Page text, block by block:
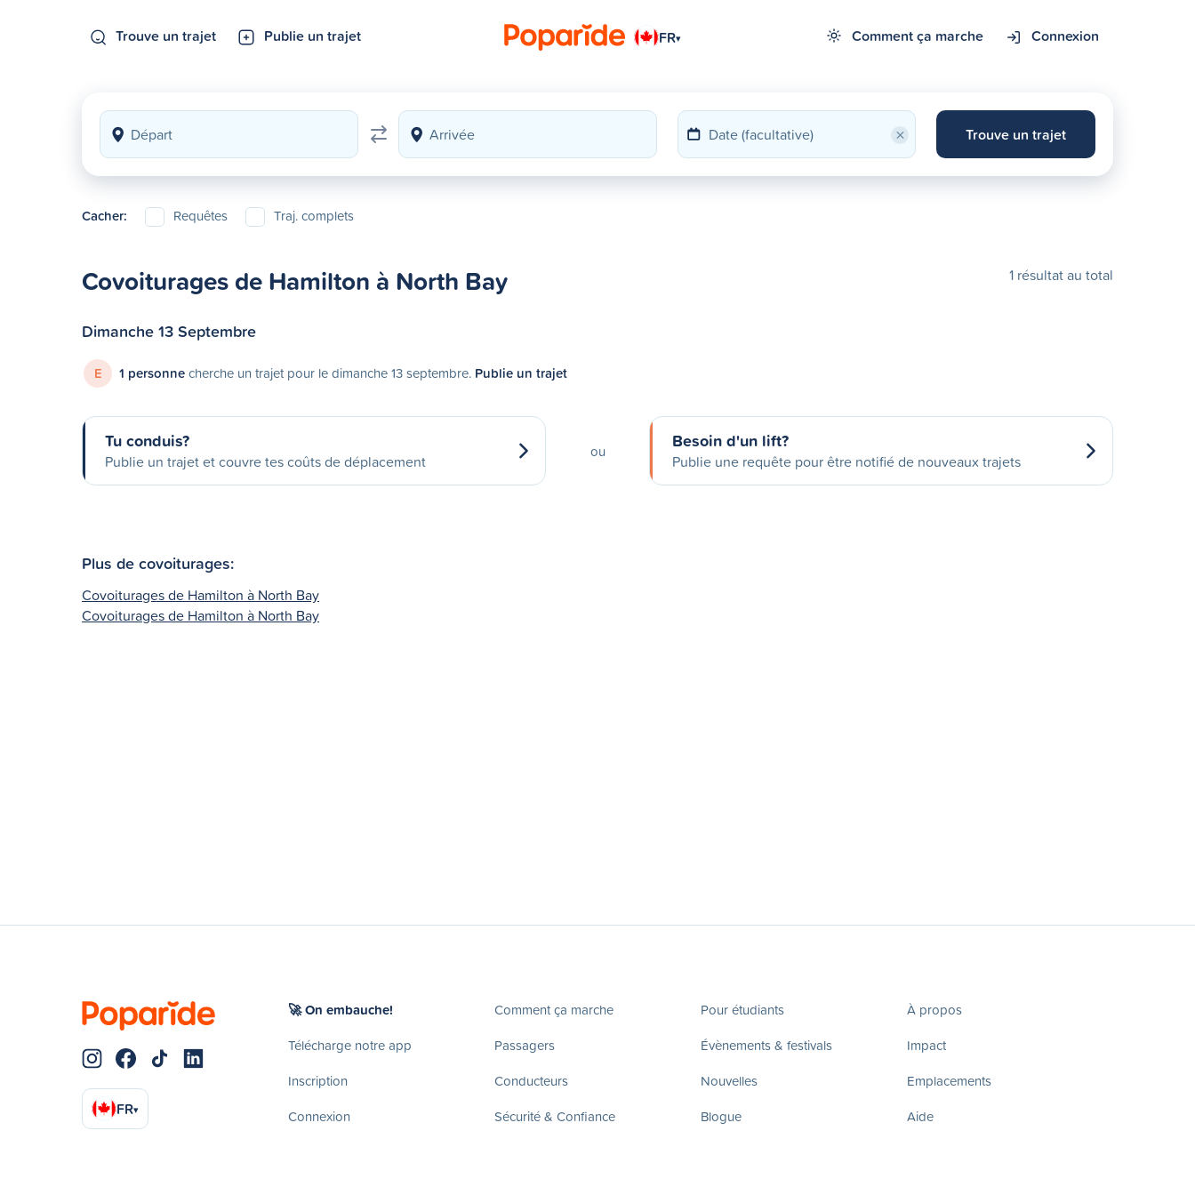
Trouve un trajet Publie un trajet FR▾ Comment ça marche Connexion
× Trouve un trajet
Cacher: Requêtes Traj. complets
Covoiturages de Hamilton à North Bay 1 résultat au total
Dimanche 13 Septembre
E 1 personnecherche un trajet pour le dimanche 13 septembre. Publie un trajet
Tu conduis?
Publie un trajet et couvre tes coûts de déplacement
ou Besoin d'un lift?
Publie une requête pour être notifié de nouveaux trajets
Plus de covoiturages:
Covoiturages de Hamilton à North Bay
Covoiturages de Hamilton à North Bay
FR▾
🚀 On embauche!
Télécharge notre app
Inscription
Connexion
Comment ça marche
Passagers
Conducteurs
Sécurité & Confiance
Pour étudiants
Évènements & festivals
Nouvelles
Blogue
À propos
Impact
Emplacements
Aide